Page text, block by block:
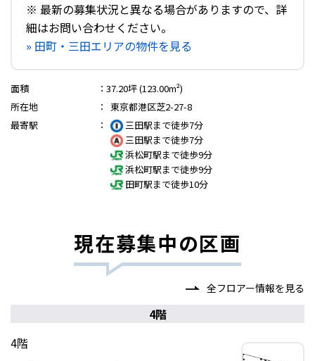
※ 最新の募集状況と異なる場合がありますので、詳
細はお問い合わせください。
» 田町・三田エリアの物件を見る
面積 ： 37.20坪 (123.00m²)
所在地
：
東京都港区芝2-27-8
最寄駅
：
三田駅まで徒歩7分
三田駅まで徒歩7分
浜松町駅まで徒歩9分
浜松町駅まで徒歩9分
田町駅まで徒歩10分
現在募集中の区画
全フロアー情報を見る
4階
4階